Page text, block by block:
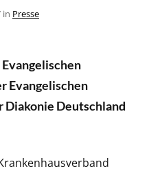
in Presse
Evangelischen
Diakonie Deutschland